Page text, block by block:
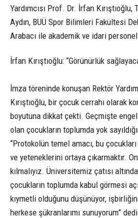
Yardımcısı Prof. Dr. İrfan Kırıştıoğlu,
Aydın, BUÜ Spor Bilimleri Fakültesi
Arabacı ile akademik ve idari personel
İrfan Kırıştıoğlu: “Görünürlük
İmza töreninde konuşan Rektör
Kırıştıoğlu, bir çocuk cerrahı olarak
boyutuna dikkat çekti. Geçmişte
olan çocukların toplumda yok
“Protokolün temel amacı, bu
ve yeteneklerini ortaya çıkarmaktır.
kılmalıyız. Üniversitemiz çatısı
çocukların toplumda kabul görmesi
kıymetli olduğunu düşünüyor,
herkese şükranlarımı sunuyorum”